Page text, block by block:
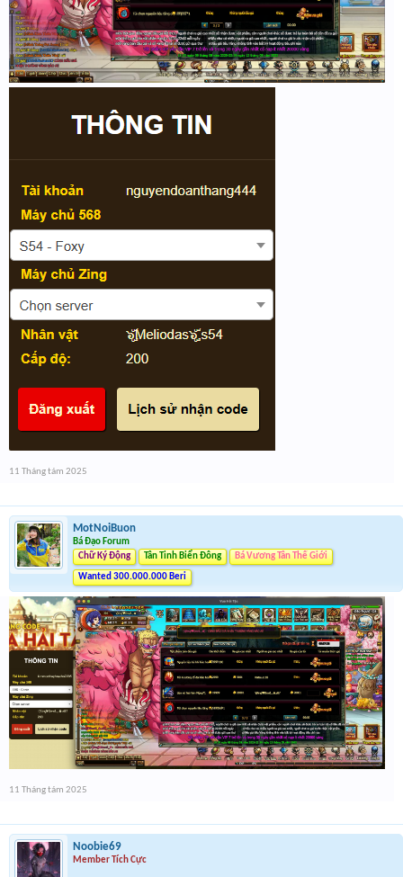
11 Tháng tám 2025
MotNoiBuon
Bá Đạo Forum
Chữ Ký Động
Tân Tinh Biển Đông Bá Vương Tân Thế Giới
Wanted 300.000.000 Beri
11 Tháng tám 2025
Noobie69
Member Tích Cực